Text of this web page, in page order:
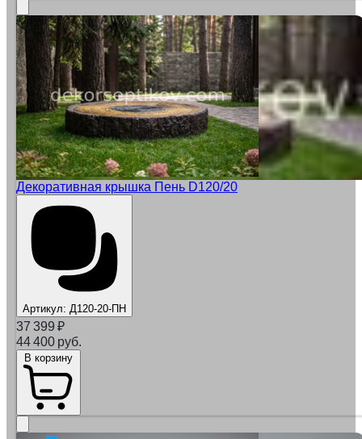
Декоративная крышка Пень D120/20
Артикул: Д120-20-ПН
37 399 ₽
44 400 руб.